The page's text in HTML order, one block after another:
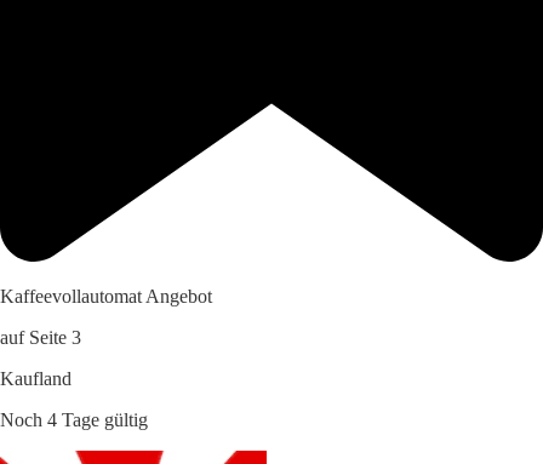
Kaffeevollautomat Angebot
auf Seite 3
Kaufland
Noch 4 Tage gültig